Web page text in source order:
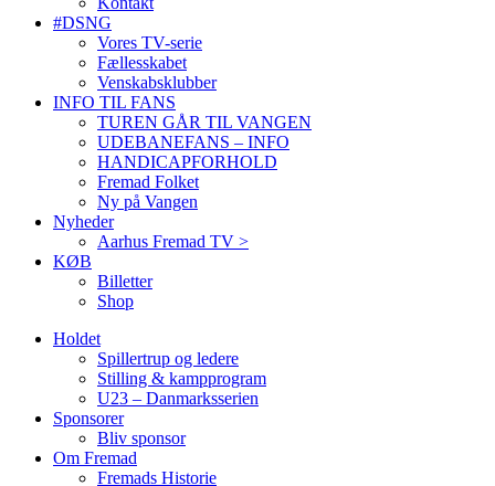
#DSNG
Vores TV-serie
Fællesskabet
Venskabsklubber
INFO TIL FANS
TUREN GÅR TIL VANGEN
UDEBANEFANS – INFO
HANDICAPFORHOLD
Fremad Folket
Ny på Vangen
Nyheder
Aarhus Fremad TV >
KØB
Billetter
Shop
Holdet
Spillertrup og ledere
Stilling & kampprogram
U23 – Danmarksserien
Sponsorer
Bliv sponsor
Om Fremad
Fremads Historie